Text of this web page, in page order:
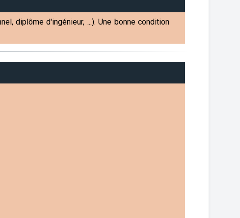
diplôme d'ingénieur, ...). Une bonne condition